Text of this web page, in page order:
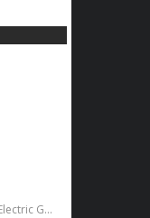
10-46 Les Paul Premium Electric Guitar Strings Light